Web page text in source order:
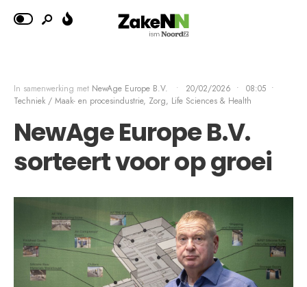
In samenwerking met NewAge Europe B.V. • 20/02/2026 • 08:05 •
Techniek / Maak- en procesindustrie, Zorg, Life Sciences & Health
NewAge Europe B.V.
sorteert voor op groei